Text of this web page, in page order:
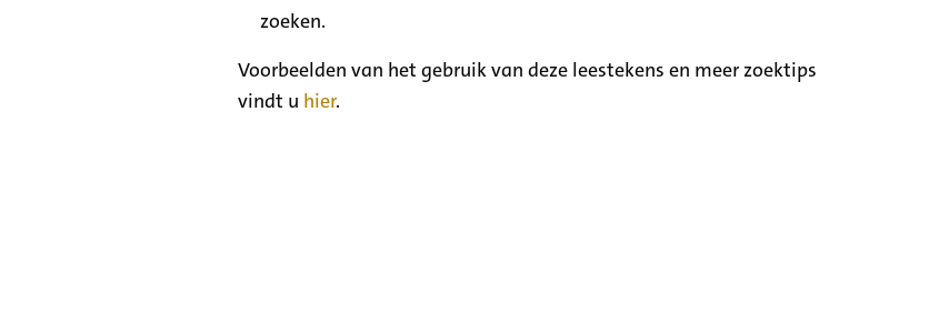
zoeken.
Voorbeelden van het gebruik van deze leestekens en meer zoektips
vindt u hier.